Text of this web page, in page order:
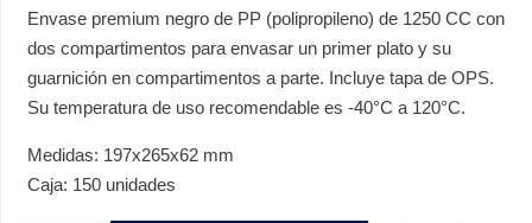
Envase premium negro de PP (polipropileno) de 1250 CC con
dos compartimentos para envasar un primer plato y su
guarnición en compartimentos a parte. Incluye tapa de OPS.
Su temperatura de uso recomendable es -40°C a 120°C.
Medidas: 197x265x62 mm
Caja: 150 unidades